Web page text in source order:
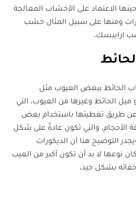
الاعتماد على الأخشاب المعالجة
ومنها على سبيل المثال خشب
الحائط ببعض العيوب مثل
ميل الحائط وغيرها من العيوب. التي
طريق تغطيتها باستخدام بعض
الأحجام. والتي تكون عادةً على شكل
التوضيح هنا أن الديكورات
نوعها لا بد أن تكون أكبر من العيب
بشكل جيد.